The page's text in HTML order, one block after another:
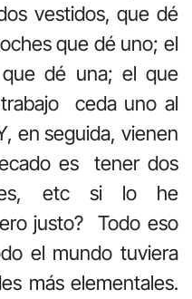
vestidos, que dé
que dé uno; el
dé una; el que
ceda uno al
en seguida, vienen
es tener dos
etc si lo he
justo? Todo eso
el mundo tuviera
más elementales.